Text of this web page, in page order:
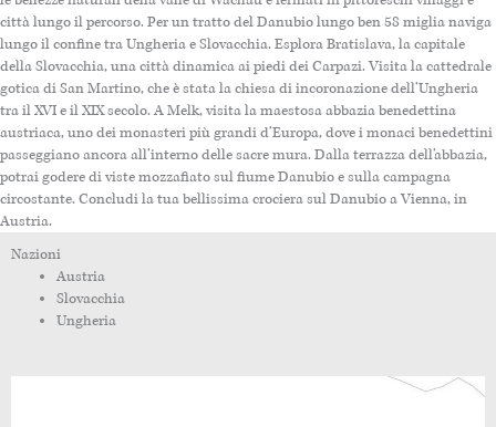
città lungo il percorso. Per un tratto del Danubio lungo ben 58 miglia naviga
lungo il confine tra Ungheria e Slovacchia. Esplora Bratislava, la capitale
della Slovacchia, una città dinamica ai piedi dei Carpazi. Visita la cattedrale
gotica di San Martino, che è stata la chiesa di incoronazione dell’Ungheria
tra il XVI e il XIX secolo. A Melk, visita la maestosa abbazia benedettina
austriaca, uno dei monasteri più grandi d’Europa, dove i monaci benedettini
passeggiano ancora all’interno delle sacre mura. Dalla terrazza dell’abbazia,
potrai godere di viste mozzafiato sul fiume Danubio e sulla campagna
circostante. Concludi la tua bellissima crociera sul Danubio a Vienna, in
Austria.
Nazioni
Austria
Slovacchia
Ungheria